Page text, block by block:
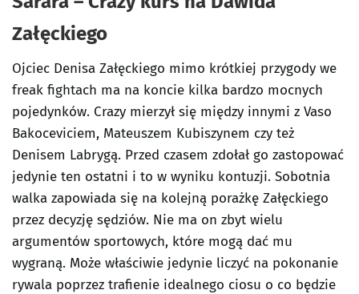
Załęckiego
Ojciec Denisa Załęckiego mimo krótkiej przygody we
freak fightach ma na koncie kilka bardzo mocnych
pojedynków. Crazy mierzył się między innymi z Vaso
Bakoceviciem, Mateuszem Kubiszynem czy też
Denisem Labrygą. Przed czasem zdołał go zastopować
jedynie ten ostatni i to w wyniku kontuzji. Sobotnia
walka zapowiada się na kolejną porażkę Załęckiego
przez decyzję sędziów. Nie ma on zbyt wielu
argumentów sportowych, które mogą dać mu
wygraną. Może właściwie jedynie liczyć na pokonanie
rywala poprzez trafienie idealnego ciosu o co będzie